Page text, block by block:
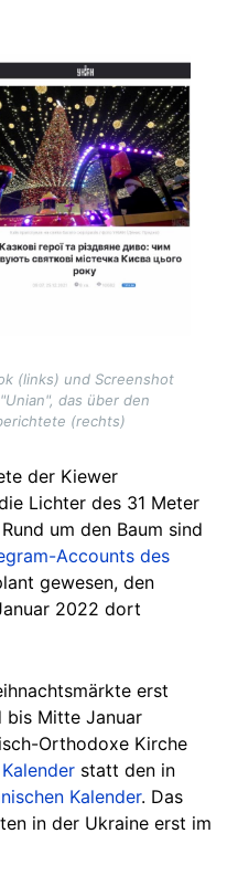
(links) und Screenshot
das über den
(rechts)
der Kiewer
Lichter des 31 Meter
um den Baum sind
Accounts des
gewesen, den
2022 dort
erst
bis Mitte Januar
Orthodoxe Kirche
statt den in
Kalender. Das
in der Ukraine erst im